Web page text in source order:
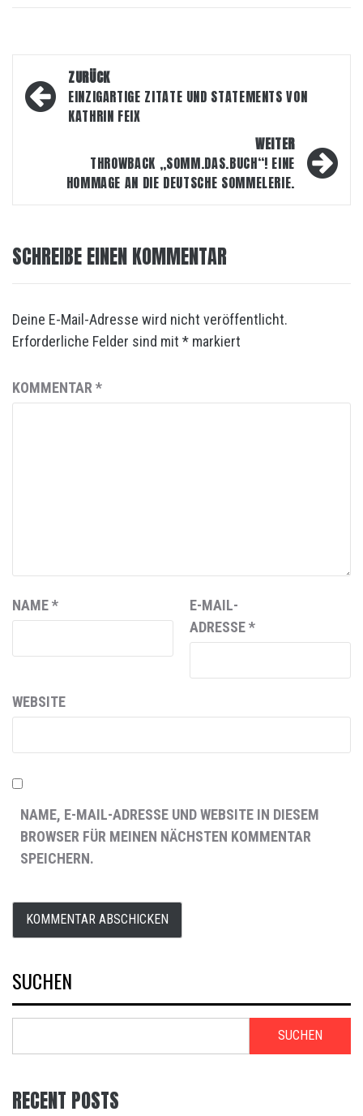
Beitragsnavigation
ZURÜCK
EINZIGARTIGE ZITATE UND STATEMENTS VON
KATHRIN FEIX
WEITER
THROWBACK „SOMM.DAS.BUCH“! EINE
HOMMAGE AN DIE DEUTSCHE SOMMELERIE.
SCHREIBE EINEN KOMMENTAR
Deine E-Mail-Adresse wird nicht veröffentlicht.
Erforderliche Felder sind mit * markiert
KOMMENTAR *
NAME*
E-MAIL-
ADRESSE*
WEBSITE
NAME, E-MAIL-ADRESSE UND WEBSITE IN DIESEM
BROWSER FÜR MEINEN NÄCHSTEN KOMMENTAR
SPEICHERN.
SUCHEN
SUCHEN
RECENT POSTS